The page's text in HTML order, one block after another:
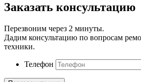
Заказать консультацию
Перезвоним через 2 минуты.
Дадим консультацию по вопросам
техники.
Телефон